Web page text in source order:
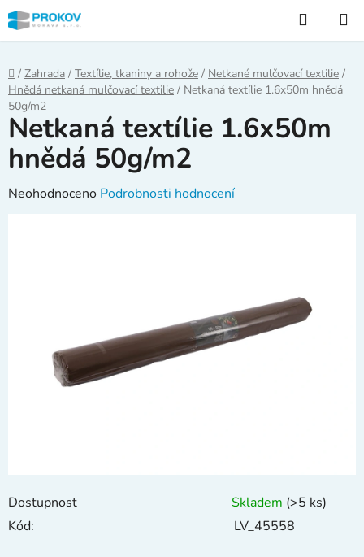
Přejít
na
obsah
Hledat
Domů
/ Zahrada / Textílie, tkaniny a rohože / Netkané mulčovací textilie /
Hnědá netkaná mulčovací textilie / Netkaná textílie 1.6x50m hnědá
50g/m2
Dostupnost Skladem (>5 ks)
Kód:
LV_45558
Netkaná textílie 1.6x50m
hnědá 50g/m2
Průměrné
hvězdiček.
Neohodnoceno Podrobnosti hodnocení